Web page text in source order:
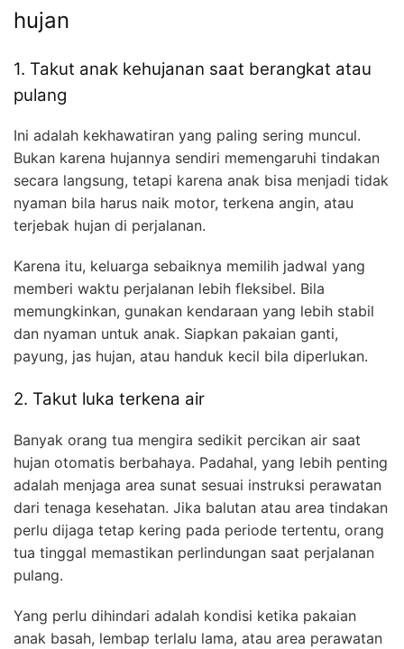
hujan
1. Takut anak kehujanan saat berangkat atau
pulang
Ini adalah kekhawatiran yang paling sering muncul.
Bukan karena hujannya sendiri memengaruhi tindakan
secara langsung, tetapi karena anak bisa menjadi tidak
nyaman bila harus naik motor, terkena angin, atau
terjebak hujan di perjalanan.
Karena itu, keluarga sebaiknya memilih jadwal yang
memberi waktu perjalanan lebih fleksibel. Bila
memungkinkan, gunakan kendaraan yang lebih stabil
dan nyaman untuk anak. Siapkan pakaian ganti,
payung, jas hujan, atau handuk kecil bila diperlukan.
2. Takut luka terkena air
Banyak orang tua mengira sedikit percikan air saat
hujan otomatis berbahaya. Padahal, yang lebih penting
adalah menjaga area sunat sesuai instruksi perawatan
dari tenaga kesehatan. Jika balutan atau area tindakan
perlu dijaga tetap kering pada periode tertentu, orang
tua tinggal memastikan perlindungan saat perjalanan
pulang.
Yang perlu dihindari adalah kondisi ketika pakaian
anak basah, lembap terlalu lama, atau area perawatan